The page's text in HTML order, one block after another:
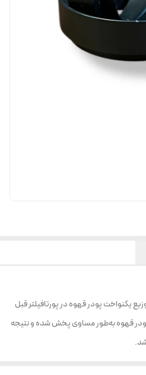
یکنواخت پودر قهوه در پورتافیلتر قبل
پودر قهوه به‌طور مساوی پخش شده و نتیجه